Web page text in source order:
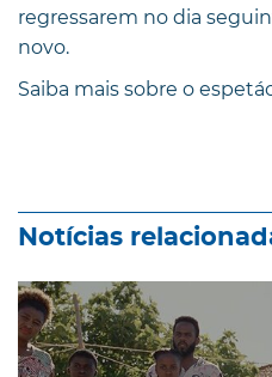
regressarem no dia
novo.
Saiba mais sobre o
Notícias